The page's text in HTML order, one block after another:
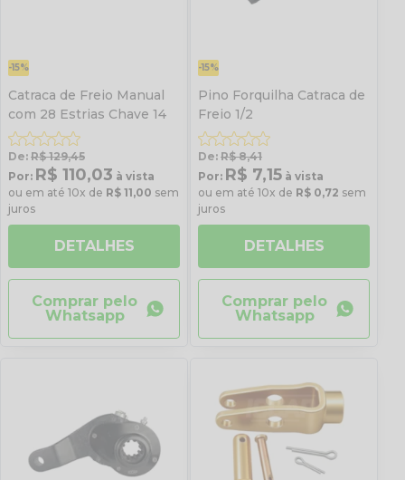
-15%
Catraca de Freio Manual
com 28 Estrias Chave 14
De: R$ 129,45
Por: R$ 110,03 à vista
ou em até 10x de R$ 11,00 sem
juros
DETALHES
Comprar pelo
Whatsapp
-15%
Pino Forquilha Catraca de
Freio 1/2
De: R$ 8,41
Por: R$ 7,15 à vista
ou em até 10x de R$ 0,72 sem
juros
DETALHES
Comprar pelo
Whatsapp